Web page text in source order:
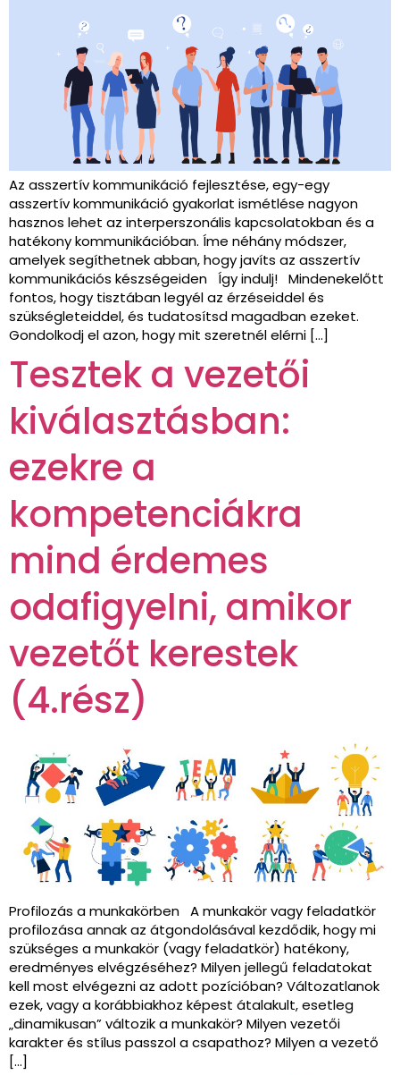
Az asszertív kommunikáció fejlesztése, egy-egy
asszertív kommunikáció gyakorlat ismétlése nagyon
hasznos lehet az interperszonális kapcsolatokban és a
hatékony kommunikációban. Íme néhány módszer,
amelyek segíthetnek abban, hogy javíts az asszertív
kommunikációs készségeiden Így indulj! Mindenekelőtt
fontos, hogy tisztában legyél az érzéseiddel és
szükségleteiddel, és tudatosítsd magadban ezeket.
Gondolkodj el azon, hogy mit szeretnél elérni […]
Tesztek a vezetői
kiválasztásban:
ezekre a
kompetenciákra
mind érdemes
odafigyelni, amikor
vezetőt kerestek
(4.rész)
Profilozás a munkakörben A munkakör vagy feladatkör
profilozása annak az átgondolásával kezdődik, hogy mi
szükséges a munkakör (vagy feladatkör) hatékony,
eredményes elvégzéséhez? Milyen jellegű feladatokat
kell most elvégezni az adott pozícióban? Változatlanok
ezek, vagy a korábbiakhoz képest átalakult, esetleg
„dinamikusan” változik a munkakör? Milyen vezetői
karakter és stílus passzol a csapathoz? Milyen a vezető
[…]